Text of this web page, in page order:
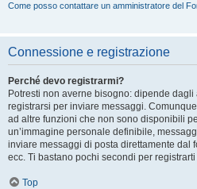
Come posso contattare un amministratore del
Connessione e registrazione
Perché devo registrarmi?
Potresti non averne bisogno: dipende
registrarsi per inviare messaggi.
ad altre funzioni che non sono disponibili
un’immagine personale definibile,
inviare messaggi di posta direttamente dal
ecc. Ti bastano pochi secondi per
Top